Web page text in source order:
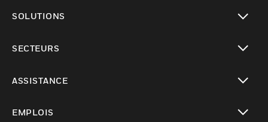
SOLUTIONS
SECTEURS
ASSISTANCE
EMPLOIS